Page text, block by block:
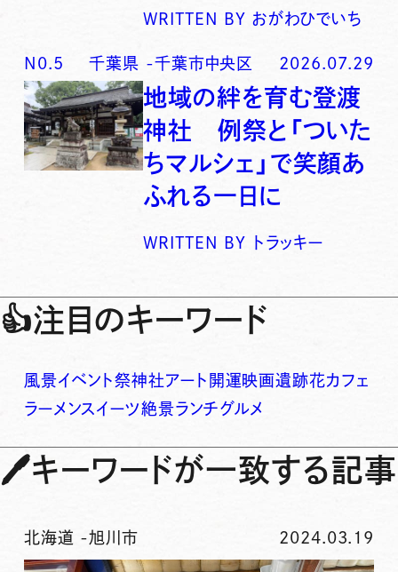
WRITTEN BY おがわひでいち
N0. 5 千葉県 -千葉市中央区 2026.07.29
地域の絆を育む登渡
神社 例祭と「ついた
ちマルシェ」で笑顔あ
ふれる一日に
WRITTEN BY トラッキー
👍注目のキーワード
風景イベント祭神社アート 開運映画遺跡花カフェ
ラーメンスイーツ絶景ランチグルメ
🖊キーワードが一致する記事
北海道 -旭川市 2024.03.19